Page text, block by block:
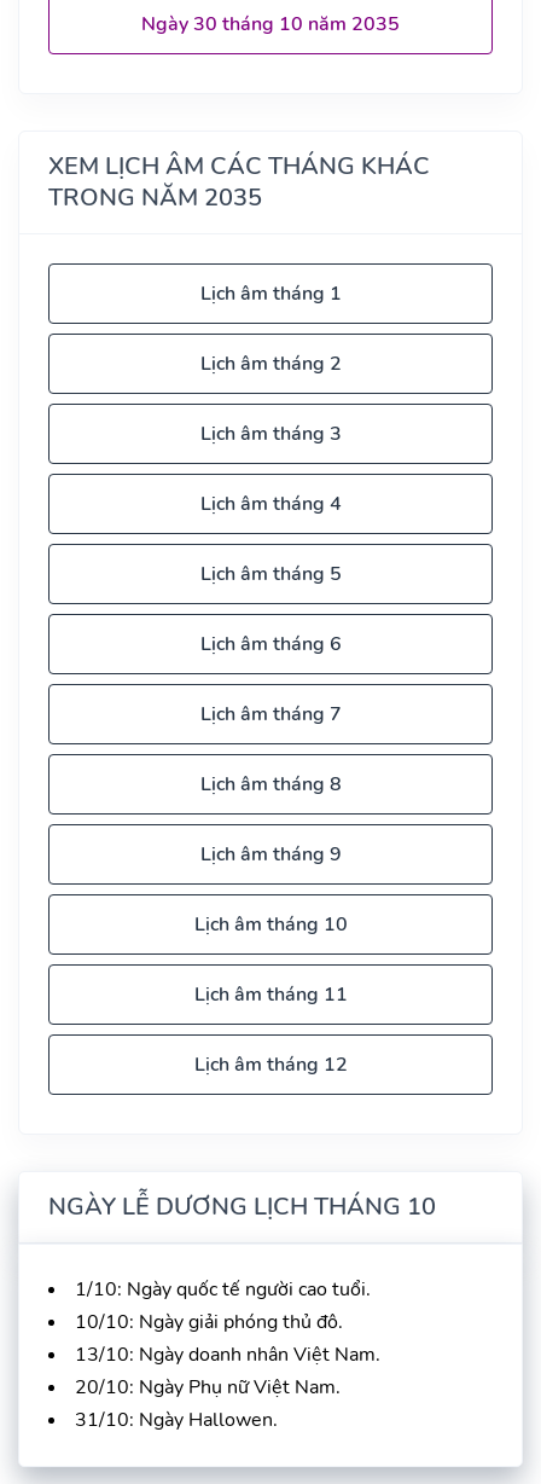
Ngày 30 tháng 10 năm 2035
XEM LỊCH ÂM CÁC THÁNG KHÁC
TRONG NĂM 2035
Lịch âm tháng 1
Lịch âm tháng 2
Lịch âm tháng 3
Lịch âm tháng 4
Lịch âm tháng 5
Lịch âm tháng 6
Lịch âm tháng 7
Lịch âm tháng 8
Lịch âm tháng 9
Lịch âm tháng 10
Lịch âm tháng 11
Lịch âm tháng 12
NGÀY LỄ DƯƠNG LỊCH THÁNG 10
1/10: Ngày quốc tế người cao tuổi.
10/10: Ngày giải phóng thủ đô.
13/10: Ngày doanh nhân Việt Nam.
20/10: Ngày Phụ nữ Việt Nam.
31/10: Ngày Hallowen.